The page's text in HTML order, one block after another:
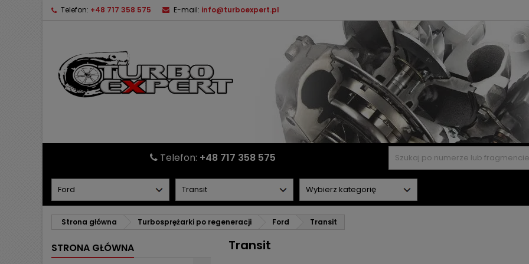
Telefon: +48 717 358 575 E-mail: info@turboexpert.pl
Telefon: +48 717 358 575
Strona główna Turbosprężarki po regeneracji Ford Transit
STRONA GŁÓWNA Transit